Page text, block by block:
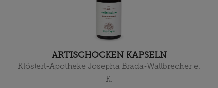
ARTISCHOCKEN KAPSELN
Klösterl-Apotheke Josepha Brada-Wallbrecher e.
K.